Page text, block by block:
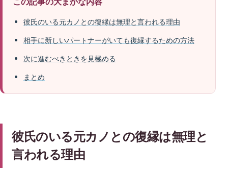
彼氏のいる元カノとの復縁は無理と言われる理由
相手に新しいパートナーがいても復縁するための方法
次に進むべきときを見極める
まとめ
彼氏のいる元カノとの復縁は無理と
言われる理由